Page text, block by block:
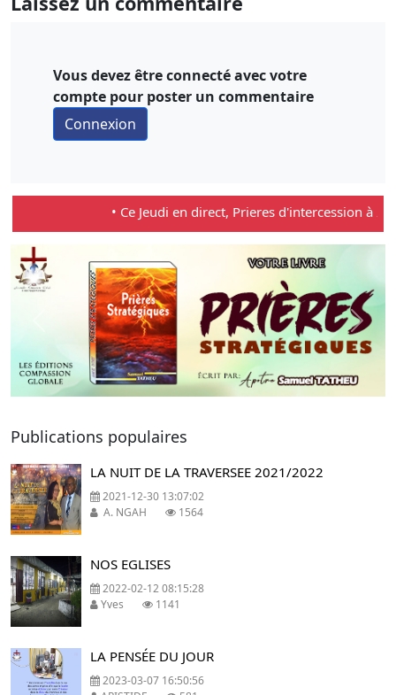
Vous devez être connecté avec votre
compte pour poster un commentaire
• Ce Jeudi en direct, Prieres d'intercession à
Previous Next
Publications populaires
LA NUIT DE LA TRAVERSEE 2021/2022
2021-12-30 13:07:02
A. NGAH
1564
NOS EGLISES
2022-02-12 08:15:28
Yves
1141
LA PENSÉE DU JOUR
2023-03-07 16:50:56